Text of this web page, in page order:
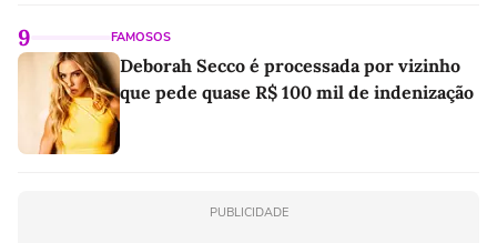
9 FAMOSOS
Deborah Secco é processada por vizinho
que pede quase R$ 100 mil de indenização
PUBLICIDADE